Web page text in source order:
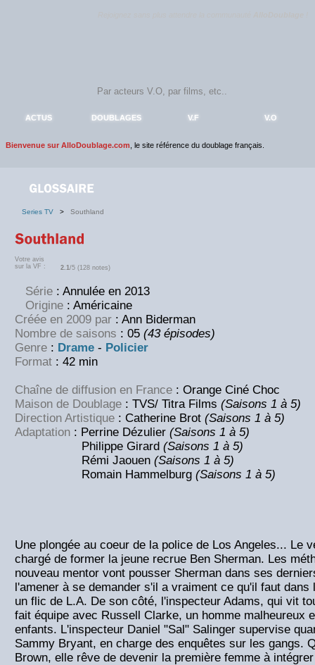
ACTUS DOUBLAGES V.F V.O
Bienvenue sur AlloDoublage.com , le site référence du doublage français.
Series TV > Southland
Votre avis
sur la VF :
2.1/5 (128 notes)
Série : Annulée en 2013
Origine : Américaine
Créée en 2009 par : Ann Biderman
Nombre de saisons : 05 (43 épisodes)
Genre : Drame - Policier
Format : 42 min
Chaîne de diffusion en France : Orange Ciné Choc
Maison de Doublage : TVS/ Titra Films (Saisons 1 à 5)
Direction Artistique : Catherine Brot (Saisons 1 à 5)
Adaptation : Perrine Dézulier (Saisons 1 à 5)
Philippe Girard (Saisons 1 à 5)
Rémi Jaouen (Saisons 1 à 5)
Romain Hammelburg (Saisons 1 à 5)
Une plongée au coeur de la police de Los Angeles... Le
chargé de former la jeune recrue Ben Sherman. Les
nouveau mentor vont pousser Sherman dans ses
l'amener à se demander s'il a vraiment ce qu'il faut dans
un flic de L.A. De son côté, l'inspecteur Adams, qui vit
fait équipe avec Russell Clarke, un homme malheureux
enfants. L'inspecteur Daniel "Sal" Salinger supervise
Sammy Bryant, en charge des enquêtes sur les gangs.
Brown, elle rêve de devenir la première femme à